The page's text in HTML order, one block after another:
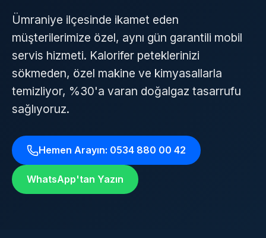
Ümraniye ilçesinde ikamet eden
müşterilerimize özel, aynı gün garantili mobil
servis hizmeti. Kalorifer peteklerinizi
sökmeden, özel makine ve kimyasallarla
temizliyor, %30'a varan doğalgaz tasarrufu
sağlıyoruz.
Hemen Arayın: 0534 880 00 42
WhatsApp'tan Yazın